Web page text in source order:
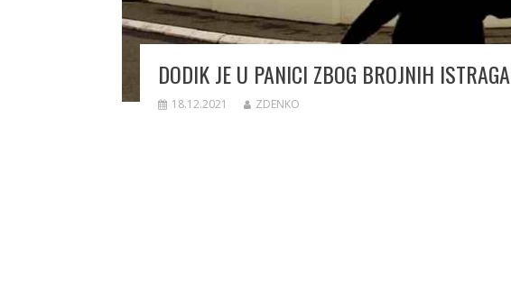
DODIK JE U PANICI ZBOG BROJNIH ISTRAGA
18.12.2021 ZDENKO